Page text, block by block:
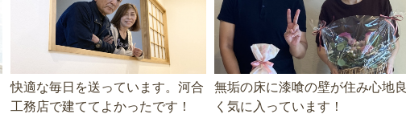
快適な毎日を送っています。河合
工務店で建ててよかったです！
無垢の床に漆喰の壁が住み心地良
く気に入っています！